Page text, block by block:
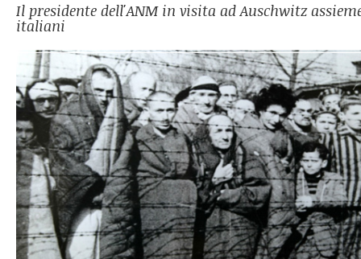
Il presidente dell'ANM in visita ad Auschwitz
italiani